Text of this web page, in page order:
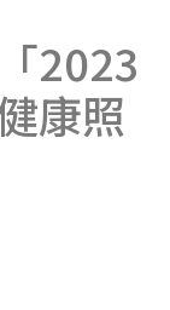
2023
康照